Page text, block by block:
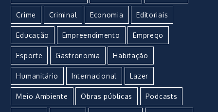
Crime Criminal Economia Editoriais
Educação Empreendimento Emprego
Esporte Gastronomia Habitação
Humanitário Internacional Lazer
Meio Ambiente Obras públicas Podcasts